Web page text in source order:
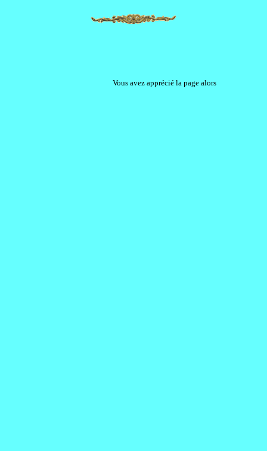
Vous avez apprécié la page alors